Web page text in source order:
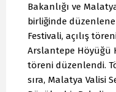
Bakanlığı ve
birliğinde
Festivali, açılış
Arslantepe Höyüğü
töreni düzenlendi.
sıra, Malatya Valisi